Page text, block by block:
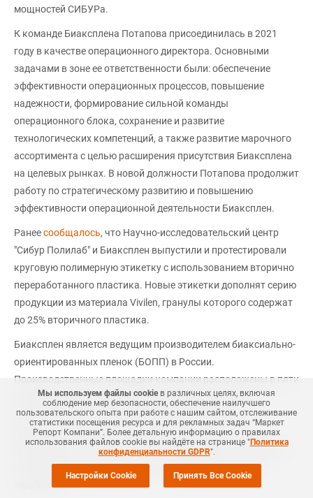
мощностей СИБУРа.
К команде Биаксплена Потапова присоединилась в 2021
году в качестве операционного директора. Основными
задачами в зоне ее ответственности были: обеспечение
эффективности операционных процессов, повышение
надежности, формирование сильной команды
операционного блока, сохранение и развитие
технологических компетенций, а также развитие марочного
ассортимента с целью расширения присутствия Биаксплена
на целевых рынках. В новой должности Потапова продолжит
работу по стратегическому развитию и повышению
эффективности операционной деятельности Биаксплен.
Ранеесообщалось, что Научно-исследовательский центр
"Сибур Полилаб" и Биаксплен выпустили и протестировали
круговую полимерную этикетку с использованием вторично
переработанного пластика. Новые этикетки дополнят серию
продукции из материала Vivilen, гранулы которого содержат
до 25% вторичного пластика.
Биаксплен является ведущим производителем биаксиально-
ориентированных пленок (БОПП) в России.
Производственные площадки компании расположены в пяти
регионах России: Новокуйбышевске, Курске, Балахне,
Железнодорожном и Томске. Суммарная мощность
предприятий позволяет выпускать более 160 тыс. тонн
продукции в год. Компания активно развивает экспортные
поставки пленок на рынок стран ближнего и дальнего
зарубежья.
Мы используем файлы cookie в различных целях, включая
соблюдение мер безопасности, обеспечение наилучшего
пользовательского опыта при работе с нашим сайтом, отслеживание
статистики посещения ресурса и для рекламных задач “Маркет
Репорт Компани”. Более детальную информацию о правилах
использования файлов cookie вы найдёте на странице "Политика
конфиденциальности GDPR".
Настройки Cookie Принять Все Cookie